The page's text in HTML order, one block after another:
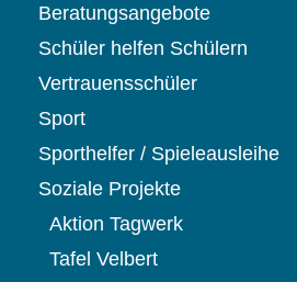
Beratungsangebote
Schüler helfen Schülern
Vertrauensschüler
Sport
Sporthelfer / Spieleausleihe
Soziale Projekte
Aktion Tagwerk
Tafel Velbert